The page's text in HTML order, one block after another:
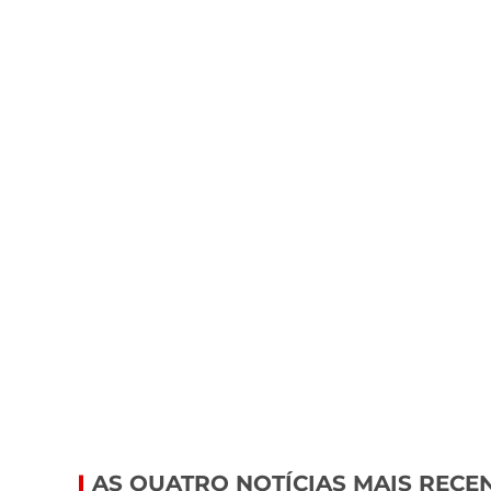
AS QUATRO NOTÍCIAS MAIS